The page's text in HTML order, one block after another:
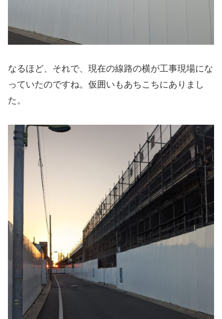
なるほど、それで、現在の線路の横が工事現場にな
っていたのですね。仮囲いもあちこちにありまし
た。